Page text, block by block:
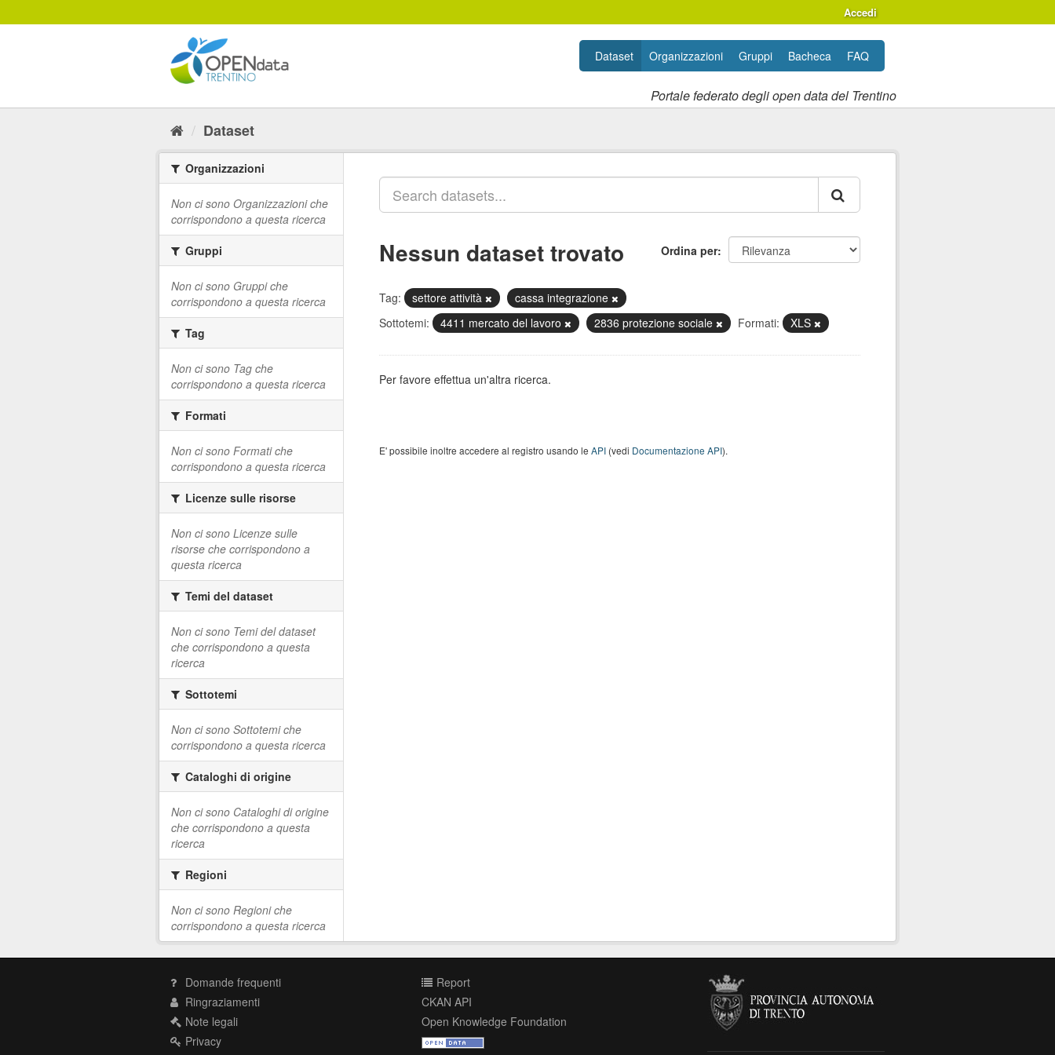
al
Accedi
Portale federato degli open data del Trentino
Dataset Organizzazioni Gruppi Bacheca FAQ
Dataset
Organizzazioni
Non ci sono Organizzazioni che
corrispondono a questa ricerca
Gruppi
Non ci sono Gruppi che
corrispondono a questa ricerca
Tag
Non ci sono Tag che
corrispondono a questa ricerca
Formati
Non ci sono Formati che
corrispondono a questa ricerca
Licenze sulle risorse
Non ci sono Licenze sulle
risorse che corrispondono a
questa ricerca
Temi del dataset
Non ci sono Temi del dataset
che corrispondono a questa
ricerca
Sottotemi
Non ci sono Sottotemi che
corrispondono a questa ricerca
Cataloghi di origine
Non ci sono Cataloghi di origine
che corrispondono a questa
ricerca
Regioni
Non ci sono Regioni che
corrispondono a questa ricerca
Ordina per
Nessun dataset trovato
Tag: settore attività
cassa integrazione
Sottotemi:
4411 mercato del lavoro 2836 protezione sociale Formati: XLS
Per favore effettua un'altra ricerca.
E' possibile inoltre accedere al registro usando le API(vedi Documentazione API).
Domande frequenti
Ringraziamenti
Note legali
Privacy
Report
CKAN API
Open Knowledge Foundation